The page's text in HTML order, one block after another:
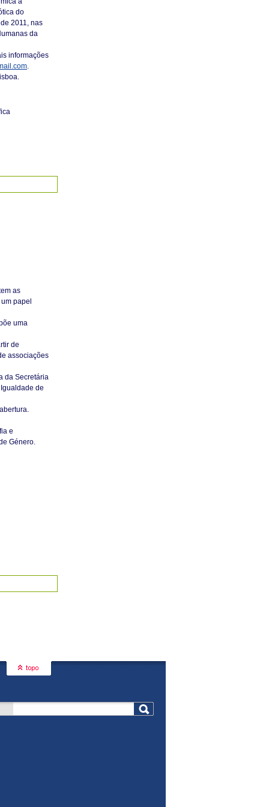
do
2011, nas
da
informações
.
as
papel
uma
de
associações
da Secretária
de
e
Género.